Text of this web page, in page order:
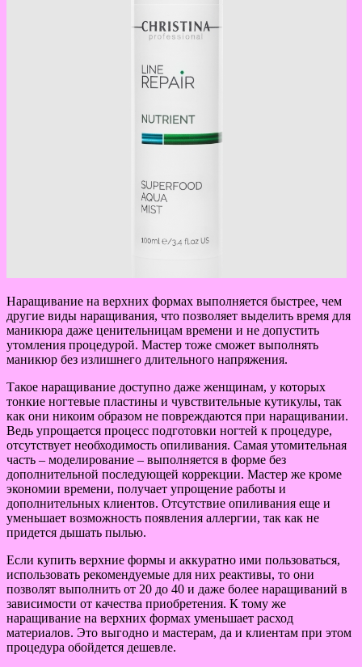
Наращивание на верхних формах выполняется быстрее, чем
другие виды наращивания, что позволяет выделить время для
маникюра даже ценительницам времени и не допустить
утомления процедурой. Мастер тоже сможет выполнять
маникюр без излишнего длительного напряжения.
Такое наращивание доступно даже женщинам, у которых
тонкие ногтевые пластины и чувствительные кутикулы, так
как они никоим образом не повреждаются при наращивании.
Ведь упрощается процесс подготовки ногтей к процедуре,
отсутствует необходимость опиливания. Самая утомительная
часть – моделирование – выполняется в форме без
дополнительной последующей коррекции. Мастер же кроме
экономии времени, получает упрощение работы и
дополнительных клиентов. Отсутствие опиливания еще и
уменьшает возможность появления аллергии, так как не
придется дышать пылью.
Если купить верхние формы и аккуратно ими пользоваться,
использовать рекомендуемые для них реактивы, то они
позволят выполнить от 20 до 40 и даже более наращиваний в
зависимости от качества приобретения. К тому же
наращивание на верхних формах уменьшает расход
материалов. Это выгодно и мастерам, да и клиентам при этом
процедура обойдется дешевле.